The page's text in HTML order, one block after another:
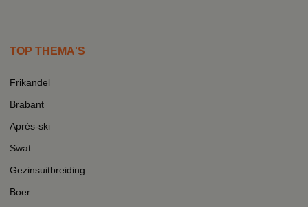
TOP THEMA'S
Frikandel
Brabant
Après-ski
Swat
Gezinsuitbreiding
Boer